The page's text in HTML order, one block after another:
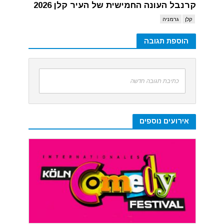
קרנבל העונה החמישית של העיר קלן 2026
קלן גרמניה
הוספת תגובה
כתיבת תגובה חדשה
אירועים נוספים